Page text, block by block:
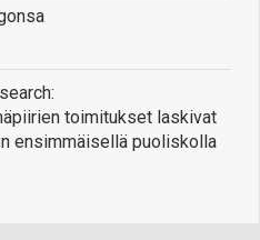
toimitukset laskivat
ensimmäisellä puoliskolla